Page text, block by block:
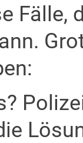
Fälle,